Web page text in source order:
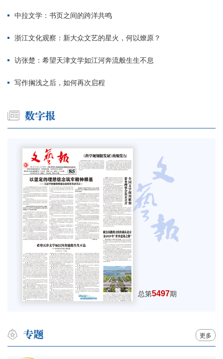
中拉文学：书页之间的跨洋共鸣
浙江文化观察：新大众文艺的星火，何以燎原？
访张楚：希望天津文学如江河奔流般生生不息
写作搁浅之后，如何再次启程
总第5497期
更多